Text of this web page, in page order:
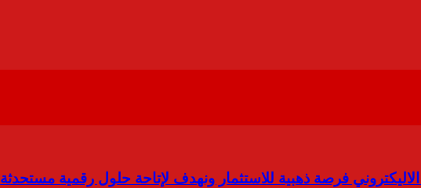
فرصة ذهبية للاستثمار ونهدف لإتاحة حلول رقمية مستحدثة